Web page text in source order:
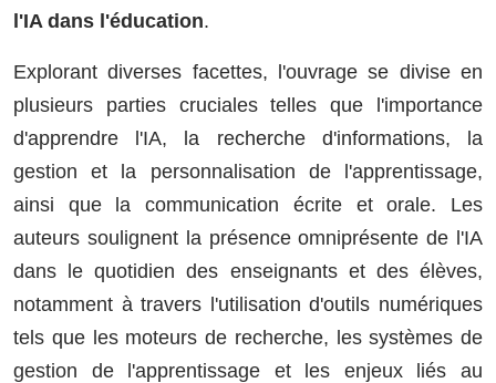
l'IA dans l'éducation.
Explorant diverses facettes, l'ouvrage se divise en
plusieurs parties cruciales telles que l'importance
d'apprendre l'IA, la recherche d'informations, la
gestion et la personnalisation de l'apprentissage,
ainsi que la communication écrite et orale. Les
auteurs soulignent la présence omniprésente de l'IA
dans le quotidien des enseignants et des élèves,
notamment à travers l'utilisation d'outils numériques
tels que les moteurs de recherche, les systèmes de
gestion de l'apprentissage et les enjeux liés au